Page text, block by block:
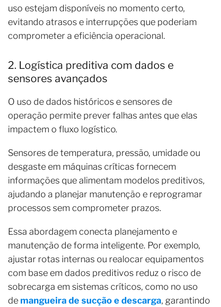
uso estejam disponíveis no momento certo,
evitando atrasos e interrupções que poderiam
comprometer a eficiência operacional.
2. Logística preditiva com dados e
sensores avançados
O uso de dados históricos e sensores de
operação permite prever falhas antes que elas
impactem o fluxo logístico.
Sensores de temperatura, pressão, umidade ou
desgaste em máquinas críticas fornecem
informações que alimentam modelos preditivos,
ajudando a planejar manutenção e reprogramar
processos sem comprometer prazos.
Essa abordagem conecta planejamento e
manutenção de forma inteligente. Por exemplo,
ajustar rotas internas ou realocar equipamentos
com base em dados preditivos reduz o risco de
sobrecarga em sistemas críticos, como no uso
de mangueira de sucção e descarga, garantindo